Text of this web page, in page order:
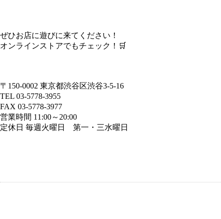
ぜひお店に遊びに来てください！
オンラインストアでもチェック！🛒
〒150-0002 東京都渋谷区渋谷3-5-16
TEL 03-5778-3955
FAX 03-5778-3977
営業時間 11:00～20:00
定休日 毎週火曜日 第一・三水曜日